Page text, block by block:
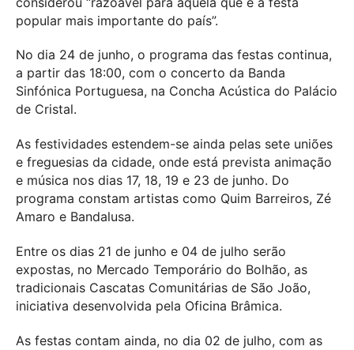
popular mais importante do país”.
No dia 24 de junho, o programa das festas continua,
a partir das 18:00, com o concerto da Banda
Sinfónica Portuguesa, na Concha Acústica do Palácio
de Cristal.
As festividades estendem-se ainda pelas sete uniões
e freguesias da cidade, onde está prevista animação
e música nos dias 17, 18, 19 e 23 de junho. Do
programa constam artistas como Quim Barreiros, Zé
Amaro e Bandalusa.
Entre os dias 21 de junho e 04 de julho serão
expostas, no Mercado Temporário do Bolhão, as
tradicionais Cascatas Comunitárias de São João,
iniciativa desenvolvida pela Oficina Brâmica.
As festas contam ainda, no dia 02 de julho, com as